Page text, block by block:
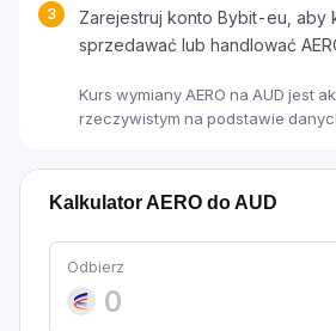
3
Zarejestruj konto Bybit-eu, aby
sprzedawać lub handlować
Kurs wymiany AERO na AUD jest
rzeczywistym na podstawie
Kalkulator AERO do AUD
Odbierz